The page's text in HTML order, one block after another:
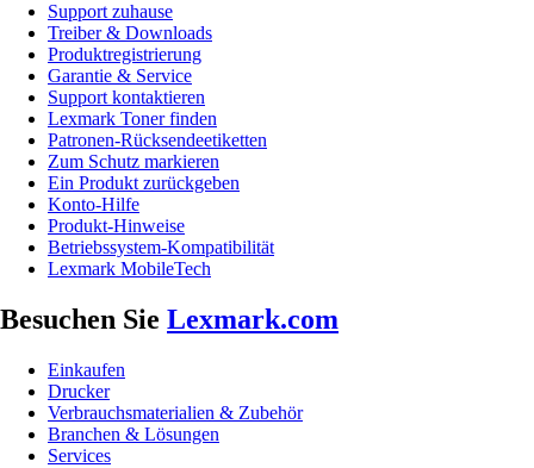
Support zuhause
Treiber & Downloads
Produktregistrierung
Garantie & Service
Support kontaktieren
Lexmark Toner finden
Patronen-Rücksendeetiketten
Zum Schutz markieren
Ein Produkt zurückgeben
Konto-Hilfe
Produkt-Hinweise
Betriebssystem-Kompatibilität
Lexmark MobileTech
Besuchen Sie Lexmark.com
Einkaufen
Drucker
Verbrauchsmaterialien & Zubehör
Branchen & Lösungen
Services